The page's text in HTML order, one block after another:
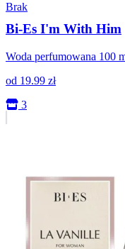
Brak
Bi-Es I'm With Him
Woda perfumowana 100
od 19.99 zł
3